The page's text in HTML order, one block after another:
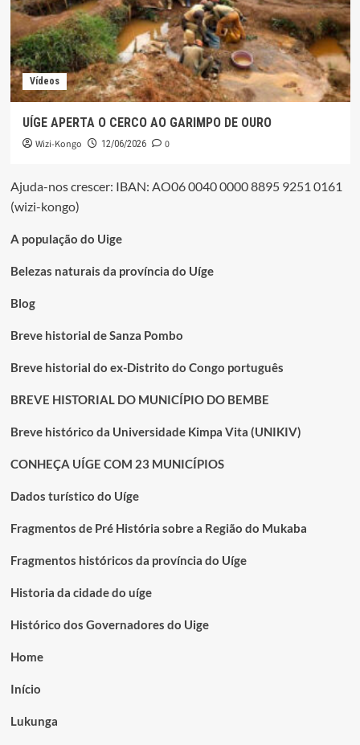
Vídeos
UÍGE APERTA O CERCO AO GARIMPO DE OURO
Wizi-Kongo 12/06/2026 0
Ajuda-nos crescer: IBAN: AO06 0040 0000 8895 9251 0161
(wizi-kongo)
A população do Uige
Belezas naturais da província do Uíge
Blog
Breve historial de Sanza Pombo
Breve historial do ex-Distrito do Congo português
BREVE HISTORIAL DO MUNICÍPIO DO BEMBE
Breve histórico da Universidade Kimpa Vita (UNIKIV)
CONHEÇA UÍGE COM 23 MUNICÍPIOS
Dados turístico do Uíge
Fragmentos de Pré História sobre a Região do Mukaba
Fragmentos históricos da província do Uíge
Historia da cidade do uíge
Histórico dos Governadores do Uige
Home
Início
Lukunga